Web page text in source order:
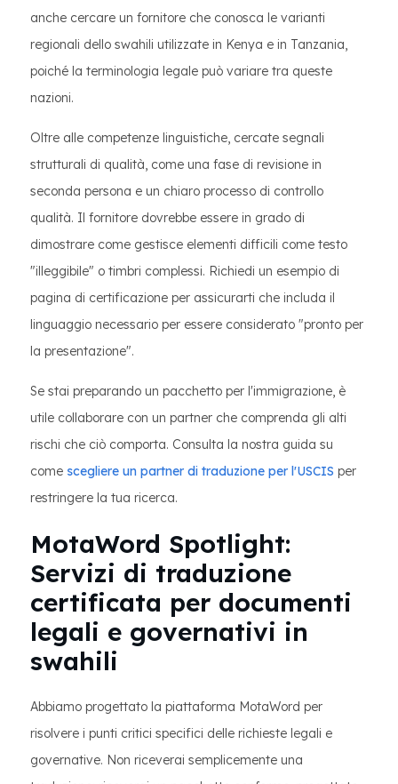
anche cercare un fornitore che conosca le varianti
regionali dello swahili utilizzate in Kenya e in Tanzania,
poiché la terminologia legale può variare tra queste
nazioni.
Oltre alle competenze linguistiche, cercate segnali
strutturali di qualità, come una fase di revisione in
seconda persona e un chiaro processo di controllo
qualità. Il fornitore dovrebbe essere in grado di
dimostrare come gestisce elementi difficili come testo
"illeggibile" o timbri complessi. Richiedi un esempio di
pagina di certificazione per assicurarti che includa il
linguaggio necessario per essere considerato "pronto per
la presentazione".
Se stai preparando un pacchetto per l'immigrazione, è
utile collaborare con un partner che comprenda gli alti
rischi che ciò comporta. Consulta la nostra guida su
come scegliere un partner di traduzione per l'USCIS per
restringere la tua ricerca.
MotaWord Spotlight:
Servizi di traduzione
certificata per documenti
legali e governativi in ​​
swahili
Abbiamo progettato la piattaforma MotaWord per
risolvere i punti critici specifici delle richieste legali e
governative. Non riceverai semplicemente una